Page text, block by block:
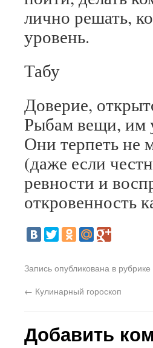
лично решать,
уровень.
Табу
Доверие,
Рыбам вещи, им
Они терпеть не
(даже если
ревности и
откровенность
Запись опубликована в рубрике
← Кулинарный гороскоп
Добавить